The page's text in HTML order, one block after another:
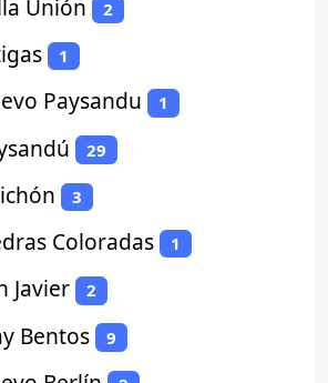
Unión 2
1
Paysandu 1
29
3
Coloradas 1
Javier 2
Bentos 9